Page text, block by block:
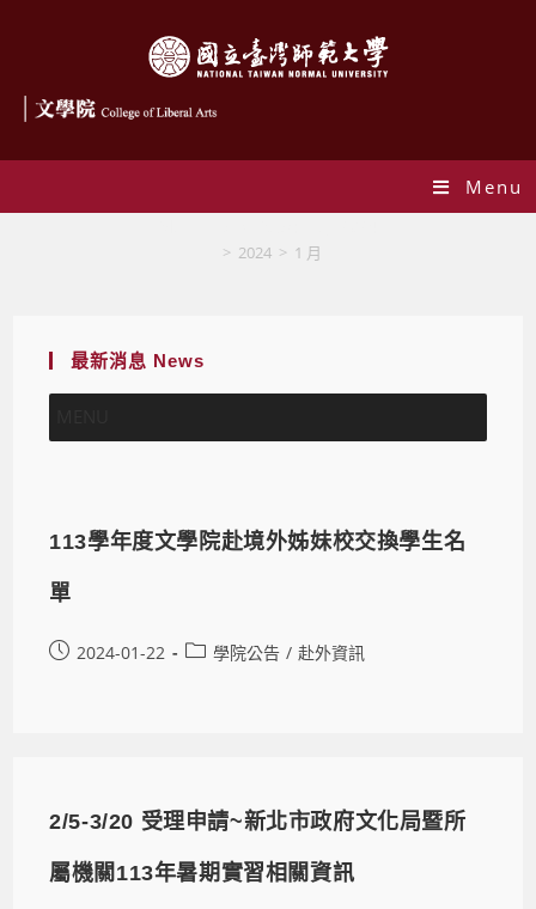
Menu
> 2024 > 1 月
最新消息 News
113學年度文學院赴境外姊妹校交換學生名
單
2024-01-22 學院公告 / 赴外資訊
2/5-3/20 受理申請~新北市政府文化局暨所
屬機關113年暑期實習相關資訊